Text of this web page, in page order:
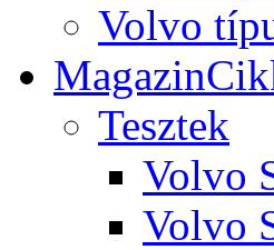
Volvo
Magazin
Tesztek
Volvo
Volvo